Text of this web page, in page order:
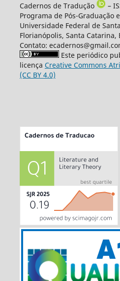
Cadernos de Tradução
–
Programa de Pós-Graduação
Universidade Federal de
Florianópolis, Santa Catarina,
Contato:
Este periódico
licença Creative Commons
(CC BY 4.0)